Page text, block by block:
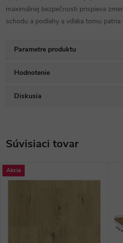
maximálnej bezpečnosti prispieva
schodu a podlahy a vďaka tomu
Parametre produktu
Hodnotenie
Diskusia
Súvisiaci tovar
Akcia